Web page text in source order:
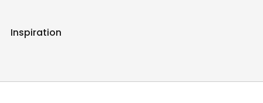
Inspiration